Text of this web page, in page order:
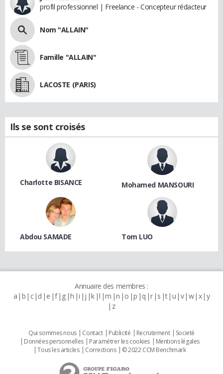
profil professionnel | Freelance - Concepteur rédacteur
Nom "ALLAIN"
Famille "ALLAIN"
LACOSTE (PARIS)
Ils se sont croisés
Charlotte BISANCE Mohamed MANSOURI
Abdou SAMADE Tom LUO
Annuaire des membres :
a b c d e f g h i j k l m n o p q r s t u v w x y
z
Qui sommes nous Contact Publicité Recrutement
Societé
Données personnelles
Paramétrer les cookies
Mentions légales
Tous les articles
Corrections © 2022 CCM Benchmark